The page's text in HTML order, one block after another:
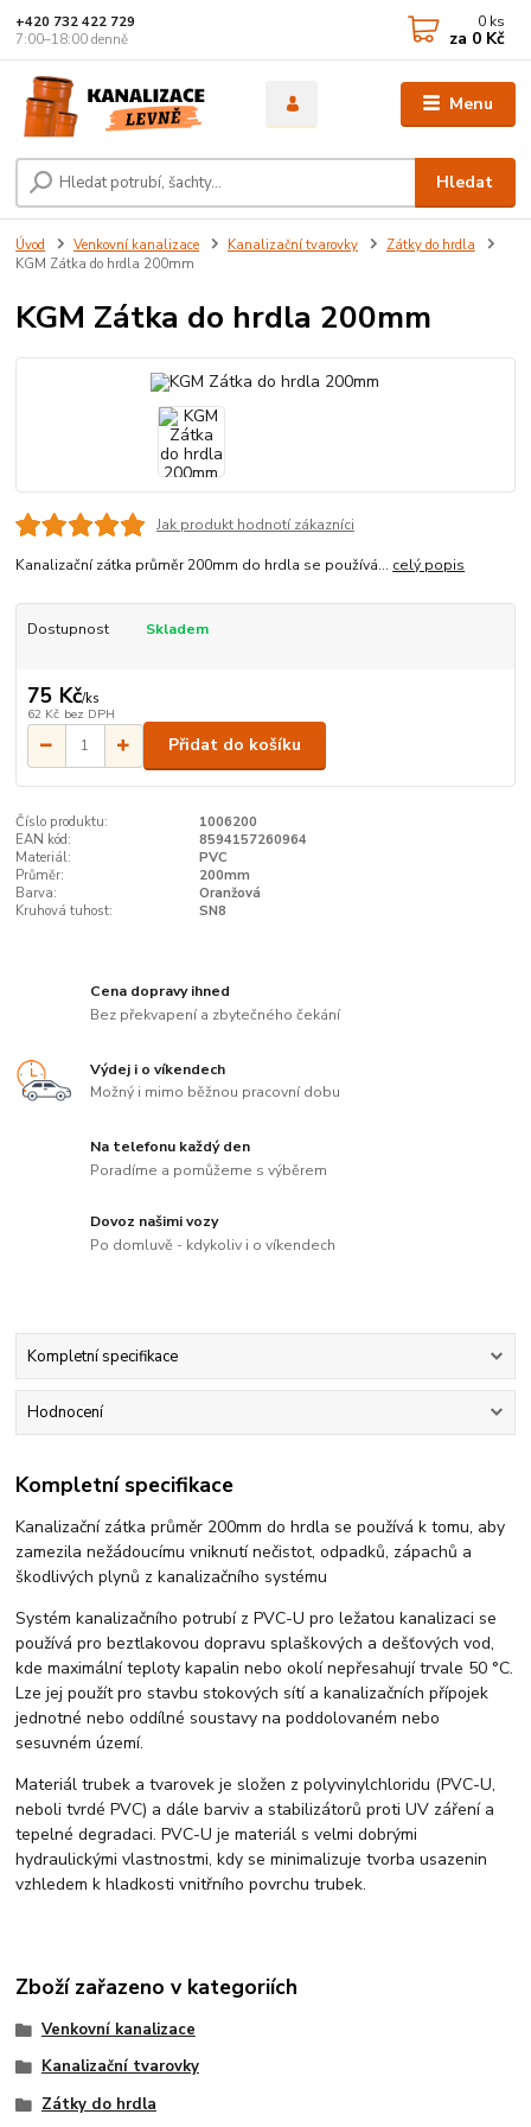
Menu
Hledat
+420 732 422 729
7:00–18:00 denně
0 ks
za 0 Kč
Úvod Venkovní kanalizace Kanalizační tvarovky
Zátky do hrdla
KGM Zátka do hrdla 200mm
KGM Zátka do hrdla 200mm
Jak produkt hodnotí zákazníci
Kanalizační zátka průměr 200mm do hrdla se používá... celý popis
Dostupnost Skladem
75 Kč/ks
62 Kč bez DPH
Přidat do košíku
Číslo produktu:
1006200
EAN kód:
8594157260964
Materiál:
PVC
Průměr:
200mm
Barva:
Oranžová
Kruhová tuhost:
SN8
Cena dopravy ihned
Bez překvapení a zbytečného čekání
Výdej i o víkendech
Možný i mimo běžnou pracovní dobu
Na telefonu každý den
Poradíme a pomůžeme s výběrem
Dovoz našimi vozy
Po domluvě - kdykoliv i o víkendech
Kompletní specifikace
Hodnocení
Kompletní specifikace
Kanalizační zátka průměr 200mm do hrdla se používá k tomu, aby
zamezila nežádoucímu vniknutí nečistot, odpadků, zápachů a
škodlivých plynů z kanalizačního systému
Systém kanalizačního potrubí z PVC-U pro ležatou kanalizaci se
používá pro beztlakovou dopravu splaškových a dešťových vod,
kde maximální teploty kapalin nebo okolí nepřesahují trvale 50 °C.
Lze jej použít pro stavbu stokových sítí a kanalizačních přípojek
jednotné nebo oddílné soustavy na poddolovaném nebo
sesuvném území.
Materiál trubek a tvarovek je složen z polyvinylchloridu (PVC-U,
neboli tvrdé PVC) a dále barviv a stabilizátorů proti UV záření a
tepelné degradaci. PVC-U je materiál s velmi dobrými
hydraulickými vlastnostmi, kdy se minimalizuje tvorba usazenin
vzhledem k hladkosti vnitřního povrchu trubek.
Zboží zařazeno v kategoriích
Venkovní kanalizace
Kanalizační tvarovky
Zátky do hrdla